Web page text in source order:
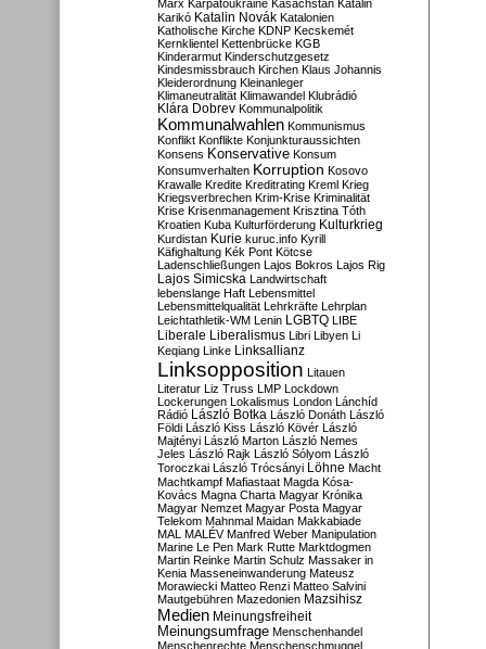
Marx Karpatoukraine Kasachstan Katalin
Karikó Katalin Novák Katalonien
Katholische Kirche KDNP Kecskemét
Kernklientel Kettenbrücke KGB
Kinderarmut Kinderschutzgesetz
Kindesmissbrauch Kirchen Klaus Johannis
Kleiderordnung Kleinanleger
Klimaneutralität Klimawandel Klubrádió
Klára Dobrev Kommunalpolitik
Kommunalwahlen Kommunismus
Konflikt Konflikte Konjunkturaussichten
Konsens Konservative Konsum
Konsumverhalten Korruption Kosovo
Krawalle Kredite Kreditrating Kreml Krieg
Kriegsverbrechen Krim-Krise Kriminalität
Krise Krisenmanagement Krisztina Tóth
Kroatien Kuba Kulturförderung Kulturkrieg
Kurdistan Kurie kuruc.info Kyrill
Käfighaltung Kék Pont Kötcse
Ladenschließungen Lajos Bokros Lajos Rig
Lajos Simicska Landwirtschaft
lebenslange Haft Lebensmittel
Lebensmittelqualität Lehrkräfte Lehrplan
Leichtathletik-WM Lenin LGBTQ LIBE
Liberale Liberalismus Libri Libyen Li
Keqiang Linke Linksallianz
Linksopposition Litauen
Literatur Liz Truss LMP Lockdown
Lockerungen Lokalismus London Lánchíd
Rádió
László Botka László Donáth László
Földi László Kiss László Kövér László
Majtényi László Marton László Nemes
Jeles László Rajk László Sólyom László
Toroczkai László Trócsányi Löhne Macht
Machtkampf Mafiastaat Magda Kósa-
Kovács Magna Charta Magyar Krónika
Magyar Nemzet Magyar Posta Magyar
Telekom Mahnmal Maidan Makkabiade
MAL MALÉV Manfred Weber Manipulation
Marine Le Pen Mark Rutte Marktdogmen
Martin Reinke Martin Schulz Massaker in
Kenia Masseneinwanderung Mateusz
Morawiecki Matteo Renzi Matteo Salvini
Mautgebühren Mazedonien Mazsihisz
Medien Meinungsfreiheit
Meinungsumfrage Menschenhandel
Menschenrechte Menschenschmuggel